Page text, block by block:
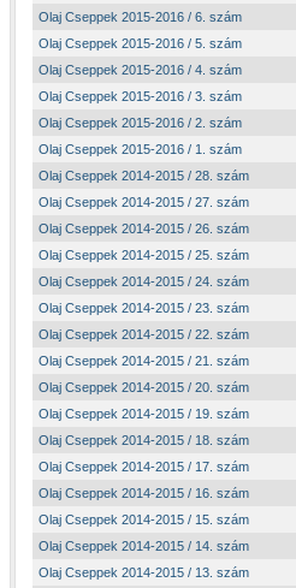
Olaj Cseppek 2015-2016 / 6. szám
Olaj Cseppek 2015-2016 / 5. szám
Olaj Cseppek 2015-2016 / 4. szám
Olaj Cseppek 2015-2016 / 3. szám
Olaj Cseppek 2015-2016 / 2. szám
Olaj Cseppek 2015-2016 / 1. szám
Olaj Cseppek 2014-2015 / 28. szám
Olaj Cseppek 2014-2015 / 27. szám
Olaj Cseppek 2014-2015 / 26. szám
Olaj Cseppek 2014-2015 / 25. szám
Olaj Cseppek 2014-2015 / 24. szám
Olaj Cseppek 2014-2015 / 23. szám
Olaj Cseppek 2014-2015 / 22. szám
Olaj Cseppek 2014-2015 / 21. szám
Olaj Cseppek 2014-2015 / 20. szám
Olaj Cseppek 2014-2015 / 19. szám
Olaj Cseppek 2014-2015 / 18. szám
Olaj Cseppek 2014-2015 / 17. szám
Olaj Cseppek 2014-2015 / 16. szám
Olaj Cseppek 2014-2015 / 15. szám
Olaj Cseppek 2014-2015 / 14. szám
Olaj Cseppek 2014-2015 / 13. szám